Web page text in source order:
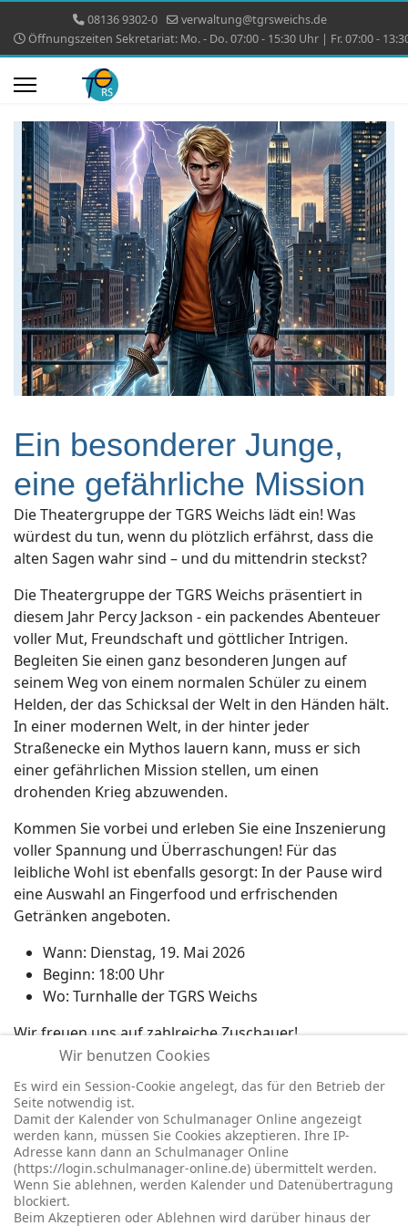
08136 9302-0
verwaltung@tgrsweichs.de
Öffnungszeiten Sekretariat: Mo. - Do. 07:00 - 15:30 Uhr | Fr. 07:00 -
Previous Next
Ein besonderer Junge,
eine gefährliche Mission
Die Theatergruppe der TGRS Weichs lädt ein! Was
würdest du tun, wenn du plötzlich erfährst, dass die
alten Sagen wahr sind – und du mittendrin steckst?
Die Theatergruppe der TGRS Weichs präsentiert in
diesem Jahr Percy Jackson - ein packendes Abenteuer
voller Mut, Freundschaft und göttlicher Intrigen.
Begleiten Sie einen ganz besonderen Jungen auf
seinem Weg von einem normalen Schüler zu einem
Helden, der das Schicksal der Welt in den Händen hält.
In einer modernen Welt, in der hinter jeder
Straßenecke ein Mythos lauern kann, muss er sich
einer gefährlichen Mission stellen, um einen
drohenden Krieg abzuwenden.
Kommen Sie vorbei und erleben Sie eine Inszenierung
voller Spannung und Überraschungen! Für das
leibliche Wohl ist ebenfalls gesorgt: In der Pause wird
eine Auswahl an Fingerfood und erfrischenden
Getränken angeboten.
Wann: Dienstag, 19. Mai 2026
Beginn: 18:00 Uhr
Wo: Turnhalle der TGRS Weichs
Wir freuen uns auf zahlreiche Zuschauer!
Vorheriger Beitrag: Känguru Wettbewerb
Zurück
© 2026 -
Einstellungen-Redaktionslogin
Wir benutzen Cookies
Es wird ein Session-Cookie angelegt, das für den Betrieb der
Seite notwendig ist.
Damit der Kalender von Schulmanager Online angezeigt
werden kann, müssen Sie Cookies akzeptieren. Ihre IP-
Adresse kann dann an Schulmanager Online
(https://login.schulmanager-online.de) übermittelt werden.
Wenn Sie ablehnen, werden Kalender und Datenübertragung
blockiert.
Beim Akzeptieren oder Ablehnen wird darüber hinaus der